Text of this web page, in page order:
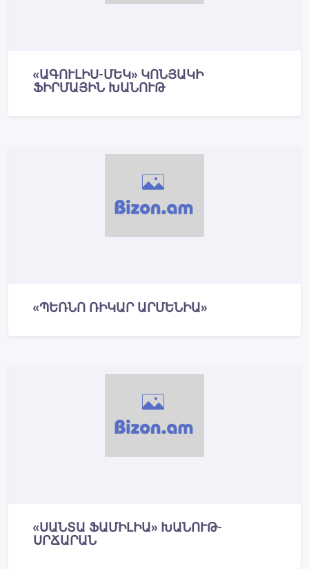
«ԱԳՈՒԼԻՍ-ՄԵԿ» ԿՈՆՅԱԿԻ
ՖԻՐՄԱՅԻՆ ԽԱՆՈՒԹ
«ՊԵՌՆՈ ՌԻԿԱՐ ԱՐՄԵՆԻԱ»
«ՍԱՆՏԱ ՖԱՄԻԼԻԱ» ԽԱՆՈՒԹ-
ՍՐՃԱՐԱՆ